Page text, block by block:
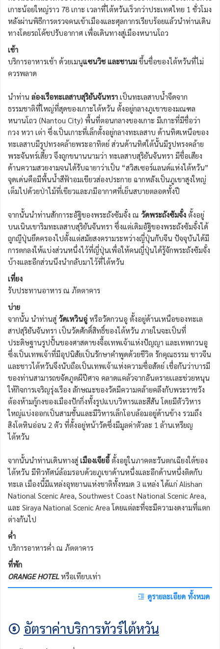
เกาะน้อยใหญ่ราว 78 เกาะ เวลาที่ไต้หวันเร็วกว่าประเทศไทย 1 ชั่วโมง
หลังผ่านพิธีการตรวจคนเข้าเมืองและศุลกากรเรียบร้อยแล้วนำท่านเดิน
ทางโดยรถโค้ชปรับอากาศ เพื่อเดินทางสู่เมืองหนานโถว
เช้า
บริการอาหารเช้า ด้วยเมนูแซนวิช และชานม ขึ้นชื่อของไต้หวันที่ไม่
ควรพลาด
นำท่าน ล่องเรือทะเลสาบสุริยันจันทรา เป็นทะเลสาบน้ำจืดจาก
ธรรมชาติที่ใหญ่ที่สุดของเกาะไต้หวัน ตั้งอยู่กลางภูเขาของมณฑล
หนานโถว (Nantou City) พื้นที่ตอนกลางของเกาะ มีเกาะที่มีชื่อว่า
กวง หวา เต่า ซึ่งเป็นเกาะที่เล็กตั้งอยู่กลางทะเลสาบ ด้านทิศเหนือของ
ทะเลสาบมีรูปทรงคล้ายพระอาทิตย์ ส่วนด้านทิศใต้นั้นมีรูปทรงคล้าย
พระจันทร์เสี้ยว จึงถูกขนานนามว่า ทะเลสาบสุริยันจันทรา มีชื่อเสียง
ด้านความสวยงามจนได้รับฉายาว่าเป็น “สวิสเซอร์แลนด์แห่งไต้หวัน”
จุดเด่นคือมีพื้นน้ำสีฟ้าอมเขียวส่องประกาย ฉากหลังเป็นภูเขาสูงใหญ่
เต็มไปด้วยป่าไม้ที่เขียวและภมีอากาศที่เย็นสบายตลอดทั้งปี
จากนั้นนำท่านสักการะอัฐิของพระถังซัมจั๋ง ณ วัดพระถังซัมจั๋ง ตั้งอยู่
บนเนินเขาริมทะเลสาบสุริยันจันทรา ซึ่งแต่เดิมอัฐิของพระถังซัมจั๋งได้
ถูกญีปุ่นยึดครองไปตั้งแต่สมัยสงครามระหว่างญี่ปุ่นกับจีน ปัจจุบันได้มี
การตกลงให้แบ่งส่วนหนึ่งไว้ที่ญี่ปุ่นเพื่อให้คนญี่ปุ่นได้รู้จักพระถังซัมจั๋ง
บ้างและอีกส่วนนึงนำกลับมาไว้ที่ไต้หวัน
เที่ยง
รับประทานอาหาร ณ ภัตตาคาร
บ่าย
จากนั้น นำท่านสู่ วัดเหวินอู่ หรือวัดกวนอู ตั้งอยู่ด้านเหนือของทะเล
สาปสุริยันจันทรา เป็นวัดศักดิ์สิทธิ์ของไต้หวัน ภายในจะเป็นที่
ประดิษฐานรูปปั้นของศาสดาขงจื้อเทพเจ้าแห่งปัญญา และเทพกวนอู
ซึ่งเป็นเทพเจ้าที่มีอุปนิสัยเป็นรักษาคำพูดด้วยชีวิต รักคุณธรรม ชาวจีน
และชาวไต้หวันจึงนับถือเป็นเทพเจ้าแห่งความซื่อสัตย์ เชื่อกันว่าบารมี
ของท่านสามารถขจัดภูตผีปีศาจ คลาดแคล้วจากอันตรายเเละช่วยหนุน
ให้กิจการเจริญรุ่งเรือง ลักษณะของวัดมีความคล้ายคลึงกับพระราชวัง
ต้องห้ามกู้กงของเมืองปักกิ่งทั้งรูปแบบวิหารและสีสัน โดยมีตัววิหาร
ใหญ่แบ่งออกเป็นสามชั้นและมีวิหารเล็กโอบล้อมอยู่ด้านข้าง รวมถึง
สิงโตหินอ่อน 2 ตัว ที่ตั้งอยู่หน้าวัดซึ่งมีมูลค่าตัวละ 1 ล้านเหรียญ
ไต้หวัน
จากนั้นนำท่านเดินทางสู่ เมืองเจียอี้ ตั้งอยู่ในภาคตะวันตกเฉียงใต้ของ
ไต้หวัน มีทิวทัศน์ล้อมรอบด้วยภูเขาด้านหนึ่งและอีกด้านหนึ่งติดกับ
ทะเล เมืองนี้มีแหล่งอุทยานแห่งชาติทั้งหมด 3 แหล่ง ได้แก่ Alishan
National Scenic Area, Southwest Coast National Scenic Area,
และ Siraya National Scenic Area โดยแต่ละที่จะมีความงดงามที่แตก
ต่างกันไป
ค่ำ
บริการอาหารค่ำ ณ ภัตตาคาร
ที่พัก
ORANGE HOTELหรือเทียบเท่า
ดูรายละเอียด ทั้งหมด
อัตราค่าบริการทัวร์ไต้หวัน